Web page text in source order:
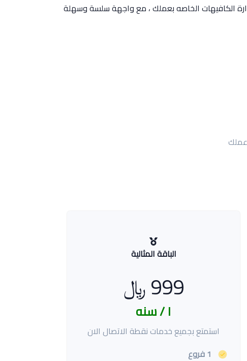
الكافيهات الخاصه بعملك ، مع واجهة سلسة وسهلة
عملك
الباقة المثالية
999 ﷼
١ / سنه
استمتع بجميع خدمات نقطة الاتصال الان